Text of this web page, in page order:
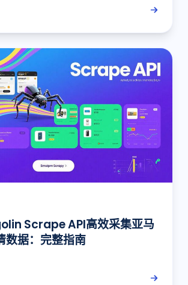
Scrape API高效采集亚马
数据：完整指南